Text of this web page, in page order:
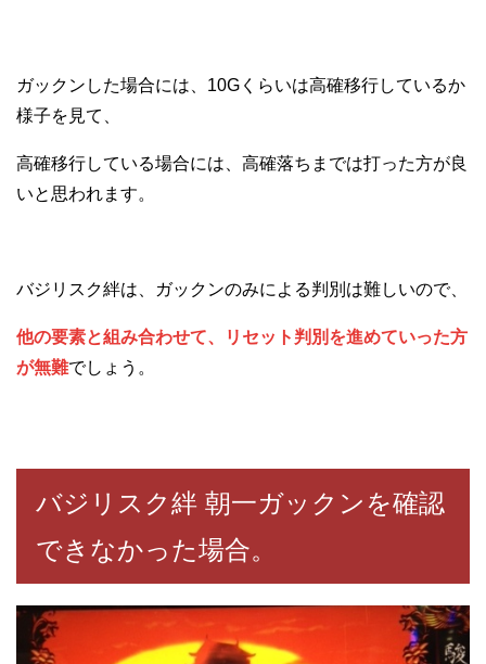
ガックンした場合には、10Gくらいは高確移行しているか
様子を見て、
高確移行している場合には、高確落ちまでは打った方が良
いと思われます。
バジリスク絆は、ガックンのみによる判別は難しいので、
他の要素と組み合わせて、リセット判別を進めていった方
が無難でしょう。
バジリスク絆 朝一ガックンを確認
できなかった場合。